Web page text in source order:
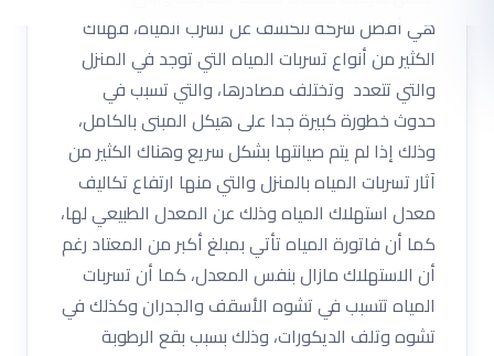
هي أفضل شركة للكشف عن تسرب المياه، فهناك
الكثير من أنواع تسربات المياه التي توجد في المنزل
والتي تتعدد وتختلف مصادرها، والتي تسبب في
حدوث خطورة كبيرة جدا على هيكل المبنى بالكامل،
وذلك إذا لم يتم صيانتها بشكل سريع وهناك الكثير من
آثار تسربات المياه بالمنزل والتي منها ارتفاع تكاليف
معدل استهلاك المياه وذلك عن المعدل الطبيعي لها،
كما أن فاتورة المياه تأتي بمبلغ أكبر من المعتاد رغم
أن الاستهلاك مازال بنفس المعدل، كما أن تسربات
المياه تتسبب في تشوه الأسقف والجدران وكذلك في
تشوه وتلف الديكورات، وذلك بسبب بقع الرطوبة